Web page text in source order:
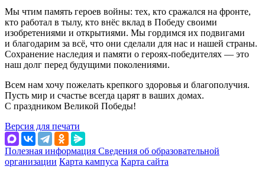
Мы чтим память героев войны: тех, кто сражался на фронте,
кто работал в тылу, кто внёс вклад в Победу своими
изобретениями и открытиями. Мы гордимся их подвигами
и благодарим за всё, что они сделали для нас и нашей страны.
Сохранение наследия и памяти о героях-победителях — это
наш долг перед будущими поколениями.
Всем нам хочу пожелать крепкого здоровья и благополучия.
Пусть мир и счастье всегда царят в ваших домах.
С праздником Великой Победы!
Версия для печати
Полезная информация Сведения об образовательной
организации Карта кампуса Карта сайта